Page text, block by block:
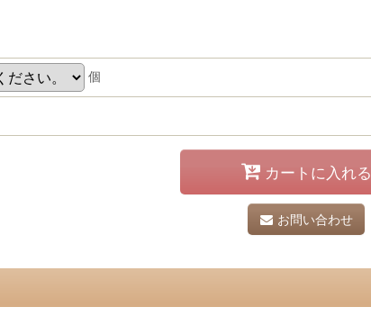
個
カートに入れる
お問い合わせ